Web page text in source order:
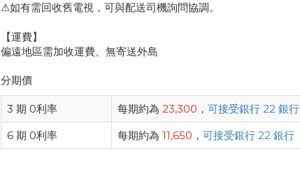
⚠如有需回收舊電視，可與配送司機詢問協調。
【運費】
偏遠地區需加收運費、無寄送外島
分期價
3 期 0利率 每期約為 23,300 ， 可接受銀行 22 銀行
6 期 0利率
每期約為 11,650 ， 可接受銀行 22 銀行